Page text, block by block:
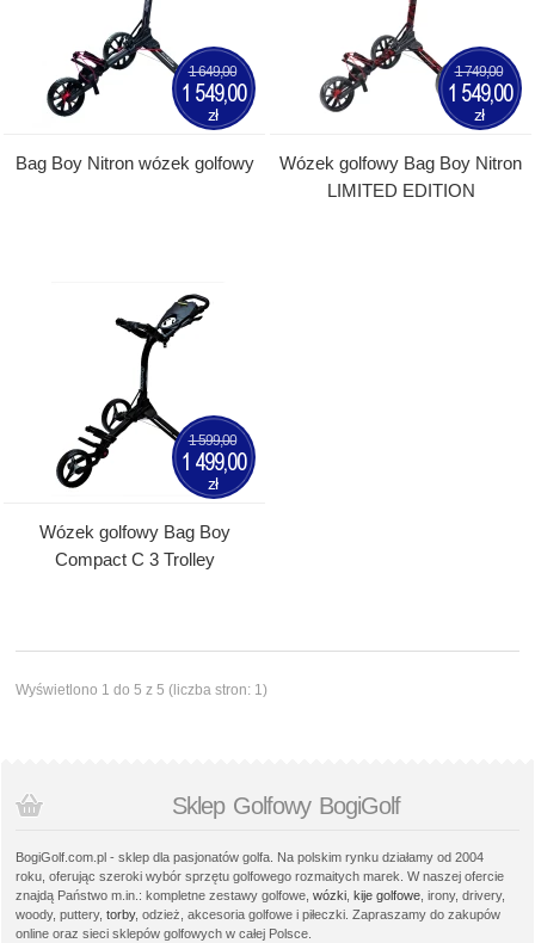
Bag Boy Nitron wózek golfowy
1 649,00
1 549,00
zł
Wózek golfowy Bag Boy Nitron
LIMITED EDITION
1 749,00
1 549,00
zł
Wózek golfowy Bag Boy
Compact C 3 Trolley
1 599,00
1 499,00
zł
Wyświetlono 1 do 5 z 5 (liczba stron: 1)
Sklep Golfowy BogiGolf
BogiGolf.com.pl - sklep dla pasjonatów golfa. Na polskim rynku działamy od 2004
roku, oferując szeroki wybór sprzętu golfowego rozmaitych marek. W naszej ofercie
znajdą Państwo m.in.: kompletne zestawy golfowe, wózki kije golfowe , irony, drivery,
woody, puttery, torby, odzież, akcesoria golfowe i piłeczki. Zapraszamy do zakupów
online oraz sieci sklepów golfowych w całej Polsce.